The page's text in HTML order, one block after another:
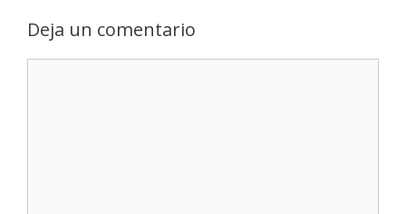
Deja un comentario